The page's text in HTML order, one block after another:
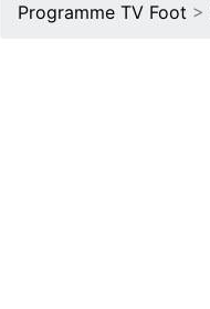
Programme TV Foot >